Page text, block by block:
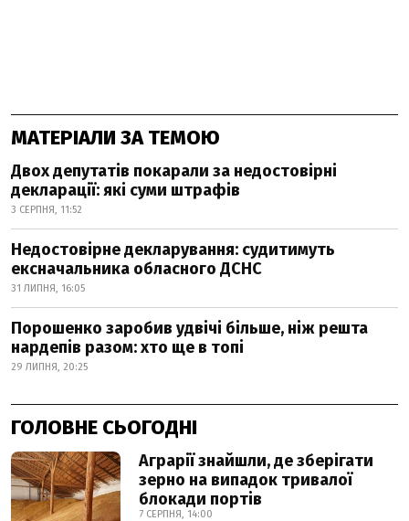
МАТЕРІАЛИ ЗА ТЕМОЮ
Двох депутатів покарали за недостовірні
декларації: які суми штрафів
3 СЕРПНЯ, 11:52
Недостовірне декларування: судитимуть
ексначальника обласного ДСНС
31 ЛИПНЯ, 16:05
Порошенко заробив удвічі більше, ніж решта
нардепів разом: хто ще в топі
29 ЛИПНЯ, 20:25
ГОЛОВНЕ СЬОГОДНІ
Аграрії знайшли, де зберігати
зерно на випадок тривалої
блокади портів
7 СЕРПНЯ, 14:00